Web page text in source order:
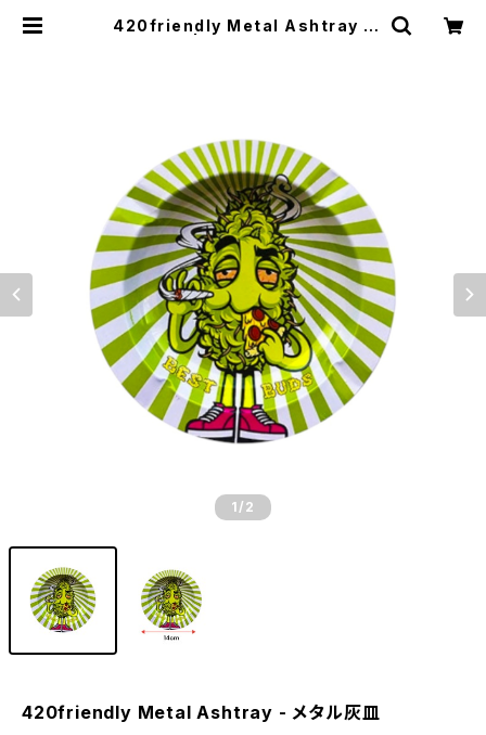
420friendly Metal Ashtray -
1 /2
420friendly Metal Ashtray - メタル灰皿